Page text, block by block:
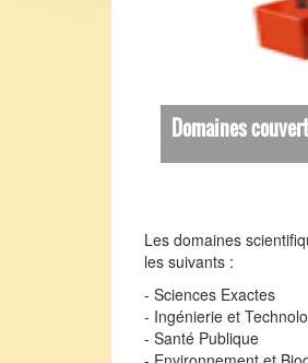
Domaines
Les domaines
les suivants :
- Sciences Exactes
- Ingénierie et
- Santé Publique